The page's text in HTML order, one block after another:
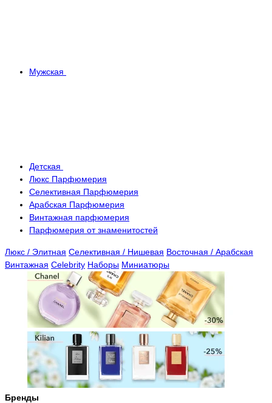
Мужская
Детская
Люкс Парфюмерия
Селективная Парфюмерия
Арабская Парфюмерия
Винтажная парфюмерия
Парфюмерия от знаменитостей
Люкс / Элитная Селективная / Нишевая Восточная / Арабская
Винтажная Celebrity Наборы Миниатюры
Бренды